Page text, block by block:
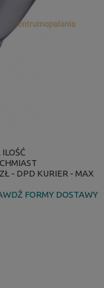
- DPD KURIER - MAX
PŁATNOŚCI
FORMY DOSTAWY